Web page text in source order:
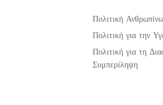
Πολιτική
Πολιτική για την
Πολιτική για τη
Συμπερίληψη